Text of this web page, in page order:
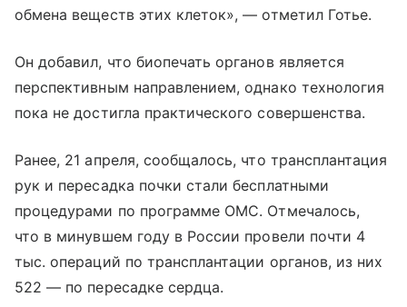
обмена веществ этих клеток», — отметил Готье.
Он добавил, что биопечать органов является
перспективным направлением, однако технология
пока не достигла практического совершенства.
Ранее, 21 апреля, сообщалось, что трансплантация
рук и пересадка почки стали бесплатными
процедурами по программе ОМС. Отмечалось,
что в минувшем году в России провели почти 4
тыс. операций по трансплантации органов, из них
522 — по пересадке сердца.